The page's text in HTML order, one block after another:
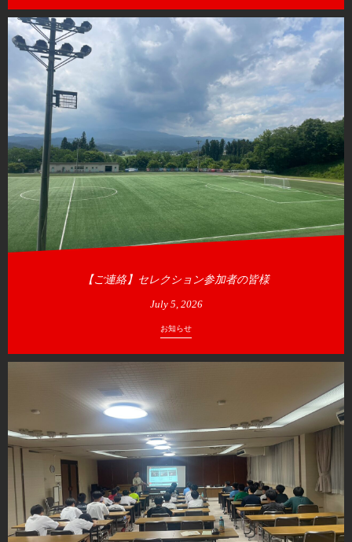
【ご連絡】セレクション参加者の皆様
July 5 2026
お知らせ